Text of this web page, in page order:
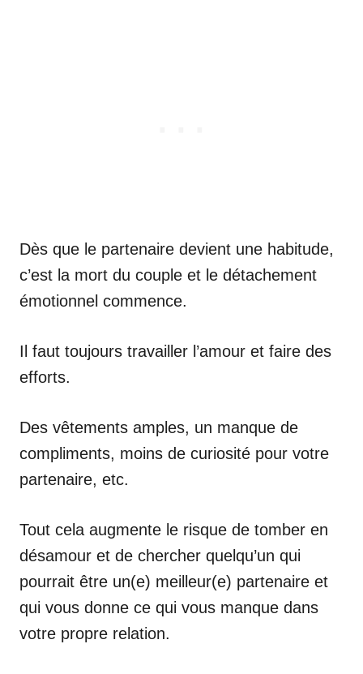
Dès que le partenaire devient une habitude,
c’est la mort du couple et le détachement
émotionnel commence.
Il faut toujours travailler l’amour et faire des
efforts.
Des vêtements amples, un manque de
compliments, moins de curiosité pour votre
partenaire, etc.
Tout cela augmente le risque de tomber en
désamour et de chercher quelqu’un qui
pourrait être un(e) meilleur(e) partenaire et
qui vous donne ce qui vous manque dans
votre propre relation.